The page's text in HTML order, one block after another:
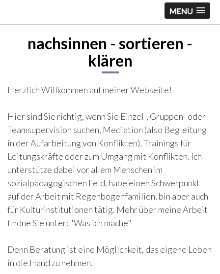
MENU
nachsinnen - sortieren -
klären
Herzlich Willkommen auf meiner Webseite!
Hier sind Sie richtig, wenn Sie Einzel-, Gruppen- oder
Teamsupervision suchen, Mediation (also Begleitung
in der Aufarbeitung von Konflikten), Trainings für
Leitungskräfte oder zum Umgang mit Konflikten. Ich
unterstütze dabei vor allem Menschen im
sozialpädagogischen Feld, habe einen Schwerpunkt
auf der Arbeit mit Regenbogenfamilien, bin aber auch
für Kulturinstitutionen tätig. Mehr über meine Arbeit
findne Sie unter: "Was ich mache"
Denn Beratung ist eine Möglichkeit, das eigene Leben
in die Hand zu nehmen.